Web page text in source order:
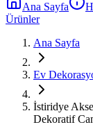
Ana Sayfa
Ürünler
Ana Sayfa
Ev
İstiridye
Dekoratif